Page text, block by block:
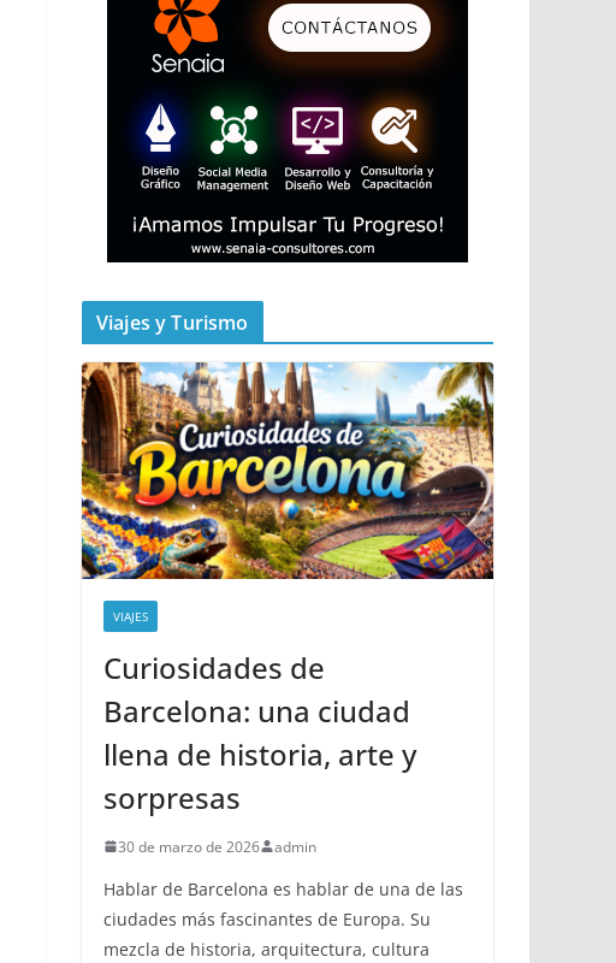
Viajes y Turismo
VIAJES
Curiosidades de
Barcelona: una ciudad
llena de historia, arte y
sorpresas
30 de marzo de 2026 admin
Hablar de Barcelona es hablar de una de las
ciudades más fascinantes de Europa. Su
mezcla de historia, arquitectura, cultura